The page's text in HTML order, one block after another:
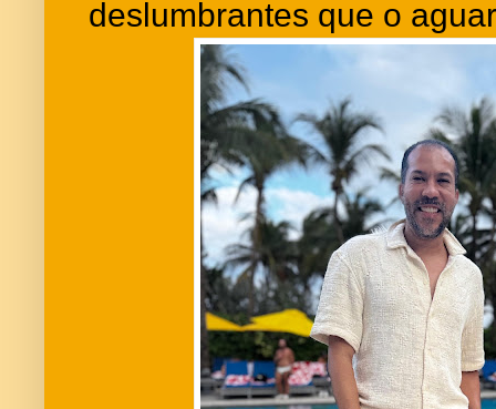
deslumbrantes que o